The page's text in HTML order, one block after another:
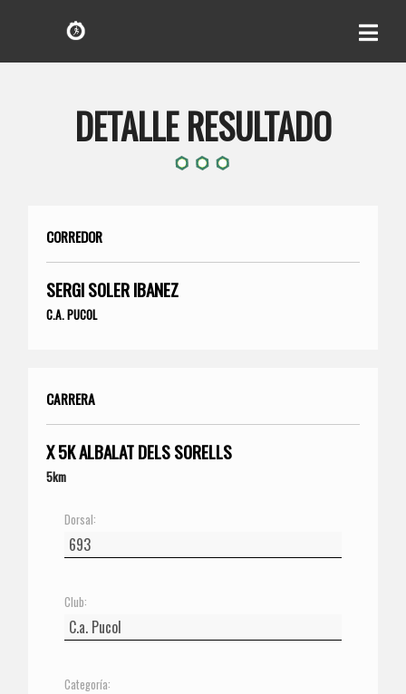
DETALLE RESULTADO
CORREDOR
SERGI SOLER IBANEZ
C.A. PUCOL
CARRERA
X 5K ALBALAT DELS SORELLS
5km
Dorsal:
Club:
Categoría: